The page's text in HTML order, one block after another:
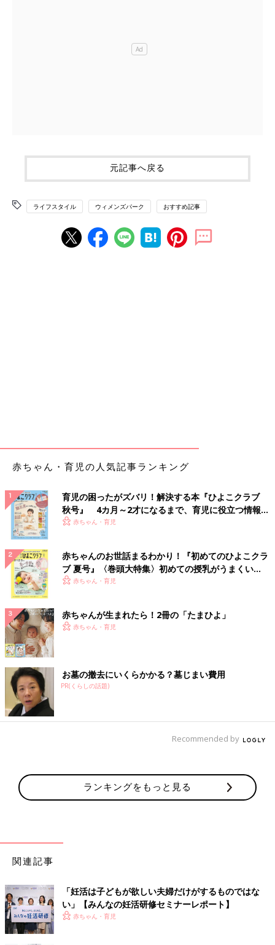
元記事へ戻る
ライフスタイル ウィメンズパーク おすすめ記事
赤ちゃん・育児の人気記事ランキング
育児の困ったがズバリ！解決する本『ひよこクラブ
秋号』 4カ月～2才になるまで、育児に役立つ情報が
いっぱい！
赤ちゃん・育児
赤ちゃんのお世話まるわかり！『初めてのひよこクラ
ブ 夏号』〈巻頭大特集〉初めての授乳がうまくい
く！ おっぱい・ミルクの基本と夏のトラブル 解決テ
赤ちゃん・育児
赤ちゃんが生まれたら！2冊の「たまひよ」
赤ちゃん・育児
お墓の撤去にいくらかかる？墓じまい費用
PR(くらしの話題)
Recommended by
ランキングをもっと見る
関連記事
「妊活は子どもが欲しい夫婦だけがするものではな
い」【みんなの妊活研修セミナーレポート】
赤ちゃん・育児